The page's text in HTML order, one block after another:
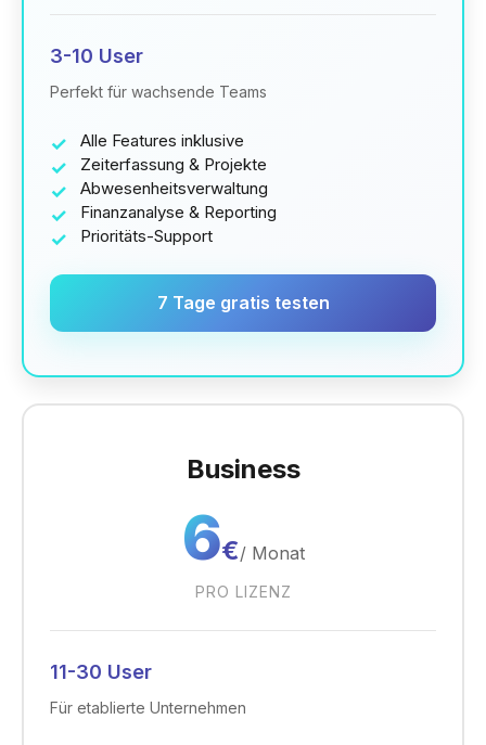
3-10 User
Perfekt für wachsende Teams
Alle Features inklusive
Zeiterfassung & Projekte
Abwesenheitsverwaltung
Finanzanalyse & Reporting
Prioritäts-Support
7 Tage gratis testen
Business
6€/ Monat
PRO LIZENZ
11-30 User
Für etablierte Unternehmen